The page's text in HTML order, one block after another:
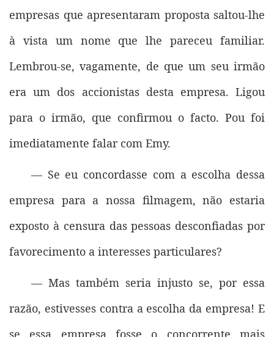
empresas que apresentaram proposta saltou-lhe
à vista um nome que lhe pareceu familiar.
Lembrou-se, vagamente, de que um seu irmão
era um dos accionistas desta empresa. Ligou
para o irmão, que confirmou o facto. Pou foi
imediatamente falar com Emy.
— Se eu concordasse com a escolha dessa
empresa para a nossa filmagem, não estaria
exposto à censura das pessoas desconfiadas por
favorecimento a interesses particulares?
— Mas também seria injusto se, por essa
razão, estivesses contra a escolha da empresa! E
se essa empresa fosse o concorrente mais